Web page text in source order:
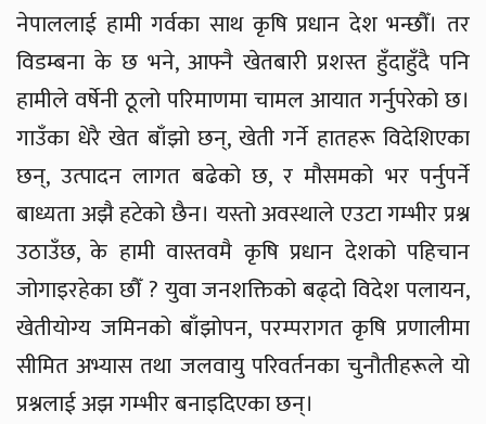
नेपाललाई हामी गर्वका साथ कृषि प्रधान देश भन्छौँ। तर
विडम्बना के छ भने, आफ्नै खेतबारी प्रशस्त हुँदाहुँदै पनि
हामीले वर्षेनी ठूलो परिमाणमा चामल आयात गर्नुपरेको छ।
गाउँका धेरै खेत बाँझो छन्, खेती गर्ने हातहरू विदेशिएका
छन्, उत्पादन लागत बढेको छ, र मौसमको भर पर्नुपर्ने
बाध्यता अझै हटेको छैन। यस्तो अवस्थाले एउटा गम्भीर प्रश्न
उठाउँछ, के हामी वास्तवमै कृषि प्रधान देशको पहिचान
जोगाइरहेका छौँ ? युवा जनशक्तिको बढ्दो विदेश पलायन,
खेतीयोग्य जमिनको बाँझोपन, परम्परागत कृषि प्रणालीमा
सीमित अभ्यास तथा जलवायु परिवर्तनका चुनौतीहरूले यो
प्रश्नलाई अझ गम्भीर बनाइदिएका छन्।